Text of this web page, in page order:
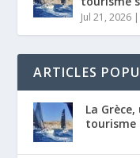
Jul 21, 2026
ARTICLES
La